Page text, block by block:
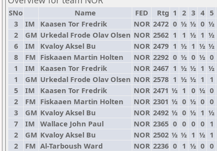
SNo Name FED Rtg 1 2 3 4 5
3
IM Kaasen Tor Fredrik NOR 2472 0 ½ ½ 0 ½
2
GM Urkedal Frode Olav Olsen NOR 2562 1 1 ½ 1 ½
6
IM Kvaloy Aksel Bu NOR 2479 1 ½ 1 ½ ½
8
FM Fiskaaen Martin Holten NOR 2292 0 ½ 0 ½ 0
1
IM Kaasen Tor Fredrik NOR 2467 1 ½ ½ 1 ½
1
GM Urkedal Frode Olav Olsen NOR 2578 1 ½ ½ 1
1
5
IM Kaasen Tor Fredrik NOR 2471 ½ 1 0 ½ 0
2
FM Fiskaaen Martin Holten NOR 2301 ½ 0 ½ 0 0
3
GM Kvaloy Aksel Bu NOR 2492 ½ 0 ½ 1 ½
7
IM Wallace John Paul NOR 2365 0 0 0 0
1
2
GM Kvaloy Aksel Bu NOR 2502 ½ ½ 1 ½ 1
2
FM Al-Tarboush Ward NOR 2236 0 1 ½ 0 0